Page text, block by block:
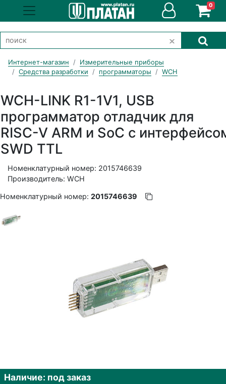
0
Интернет-магазин
Измерительные приборы
Средства разработки
программаторы WCH
WCH-LINK R1-1V1, USB
программатор отладчик для
RISC-V ARM и SoC с
SWD TTL
Номенклатурный номер: 2015746639
Производитель: WCH
Номенклатурный номер: 2015746639
Наличие: под заказ